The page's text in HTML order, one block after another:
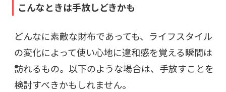
こんなときは手放しどきかも
どんなに素敵な財布であっても、ライフスタイル
の変化によって使い心地に違和感を覚える瞬間は
訪れるもの。以下のような場合は、手放すことを
検討すべきかもしれません。